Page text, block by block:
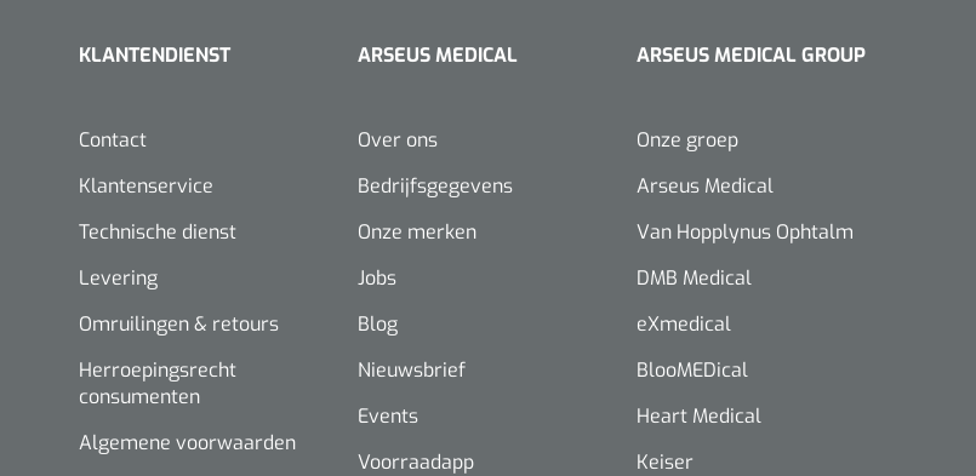
KLANTENDIENST
Contact
Klantenservice
Technische dienst
Levering
Omruilingen & retours
Herroepingsrecht
consumenten
Algemene voorwaarden
ARSEUS MEDICAL
Over ons
Bedrijfsgegevens
Onze merken
Jobs
Blog
Nieuwsbrief
Events
Voorraadapp
ARSEUS MEDICAL GROUP
Onze groep
Arseus Medical
Van Hopplynus Ophtalm
DMB Medical
eXmedical
BlooMEDical
Heart Medical
Keiser